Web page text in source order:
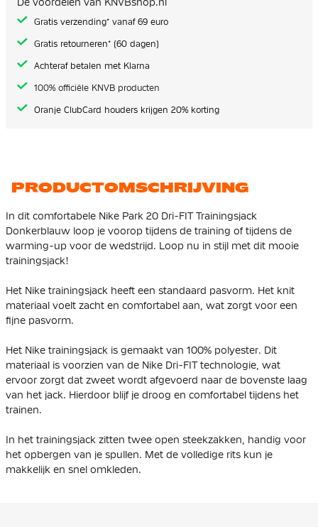
gallerij
Gratis verzending* vanaf 69 euro
Gratis retourneren* (60 dagen)
Achteraf betalen met Klarna
100% officiële KNVB producten
Oranje ClubCard houders krijgen 20% korting
PRODUCTOMSCHRIJVING
In dit comfortabele Nike Park 20 Dri-FIT Trainingsjack
Donkerblauw loop je voorop tijdens de training of tijdens de
warming-up voor de wedstrijd. Loop nu in stijl met dit mooie
trainingsjack!
Het Nike trainingsjack heeft een standaard pasvorm. Het knit
materiaal voelt zacht en comfortabel aan, wat zorgt voor een
fijne pasvorm.
Het Nike trainingsjack is gemaakt van 100% polyester. Dit
materiaal is voorzien van de Nike Dri-FIT technologie, wat
ervoor zorgt dat zweet wordt afgevoerd naar de bovenste laag
van het jack. Hierdoor blijf je droog en comfortabel tijdens het
trainen.
In het trainingsjack zitten twee open steekzakken, handig voor
het opbergen van je spullen. Met de volledige rits kun je
makkelijk en snel omkleden.